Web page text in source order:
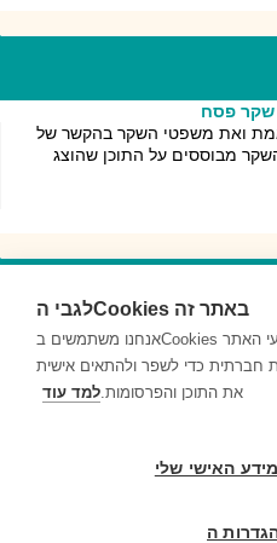
ואת משפטי השקר בהקשר של
מבוססים על התוכן שהוצג
מקריאה, ולסמן את התשובה
הראשונה שמסמנת שורה אחת,
לגבי הCookies באתר זה
אנחנו משתמשים בCookies כדי לאסוף ולנתח מידע על ביצועי האתר
חברתית כדי לשפר ולהתאים אישית
את התוכן והפרסומות.למד עוד
האישי שלי